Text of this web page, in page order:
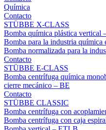
Química
Contacto
STÜBBE X-CLASS
Bomba química plástica vertical
Bomba para la industria
Bomba normalizada para la
Contacto
STÜBBE E-CLASS
Bomba centrífuga química
cierre mecánico – BE
Contacto
STÜBBE CLASSIC
Bomba centrífuga con
Bomba centrífuga con caja